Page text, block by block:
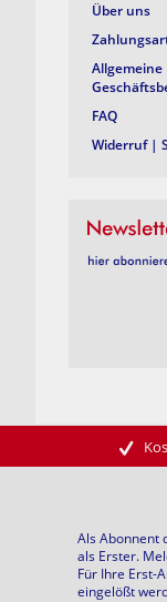
Über uns
Allgemeine
FAQ
Widerruf |
Als Abonnent
als Erster.
Für Ihre Erst-
eingelößt